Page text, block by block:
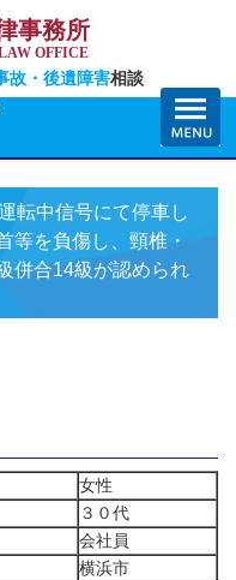
事務所
OFFICE
故・後遺障害相談
転中信号にて停車し
等を負傷し、頸椎・
併合14級が認められ
女性
３０代
会社員
横浜市